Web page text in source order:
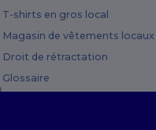
T-shirts en gros local
Magasin de vêtements locaux
Droit de rétractation
Glossaire